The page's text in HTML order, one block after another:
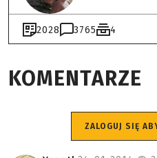
2028 3765 4
KOMENTARZE
ZALOGUJ SIĘ